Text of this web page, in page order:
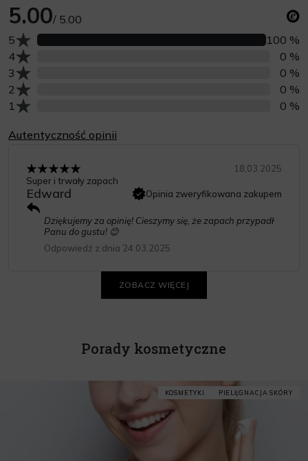
5.00/ 5.00
Liczba opinii z oceną
1 0 %
Liczba opinii z oceną
2 0 %
Liczba opinii z oceną
3 0 %
Liczba opinii z oceną
4 0 %
Liczba opinii z oceną
5 100 %
Autentyczność opinii
18.03.2025
Super i trwały zapach
Edward Opinia zweryfikowana zakupem
Dziękujemy za opinię! Cieszymy się, że zapach przypadł
Panu do gustu! 😊
Odpowiedź z dnia 24.03.2025
ZOBACZ WIĘCEJ
Porady kosmetyczne
KOSMETYKI PIELĘGNACJA SKÓRY